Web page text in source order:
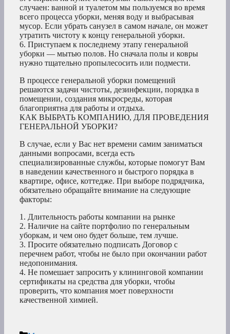
случаен: ванной и туалетом мы пользуемся во время
всего процесса уборки, меняя воду и выбрасывая
мусор. Если убрать санузел в самом начале, он может
утратить чистоту к концу генеральной уборки.
6. Приступаем к последнему этапу генеральной
уборки — мытью полов. Но сначала полы и ковры
нужно тщательно пропылесосить или подмести.
В процессе генеральной уборки помещений
решаются задачи чистоты, дезинфекции, порядка в
помещении, создания микросреды, которая
благоприятна для работы и отдыха.
КАК ВЫБРАТЬ КОМПАНИЮ, ДЛЯ ПРОВЕДЕНИЯ
ГЕНЕРАЛЬНОЙ УБОРКИ?
В случае, если у Вас нет времени самим заниматься
данными вопросами, всегда есть
специализированные службы, которые помогут Вам
в наведении качественного и быстрого порядка в
квартире, офисе, коттедже. При выборе подрядчика,
обязательно обращайте внимание на следующие
факторы:
1. Длительность работы компании на рынке
2. Наличие на сайте портфолио по генеральным
уборкам, и чем оно будет больше, тем лучше.
3. Просите обязательно подписать Договор с
перечнем работ, чтобы не было при окончании работ
недопонимания.
4. Не помешает запросить у клининговой компании
сертификаты на средства для уборки, чтобы
проверить, что компания моет поверхности
качественной химией.